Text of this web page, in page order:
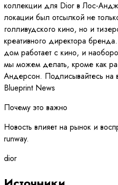
коллекции для Dior в Лос-
локации был отсылкой не
голливудского кино, но и
креативного директора
дом работает с кино, и
мы можем делать, кроме как
Андерсон. Подписывайтесь
Blueprint News
Почему это важно
Новость влияет на рынок и
runway.
dior